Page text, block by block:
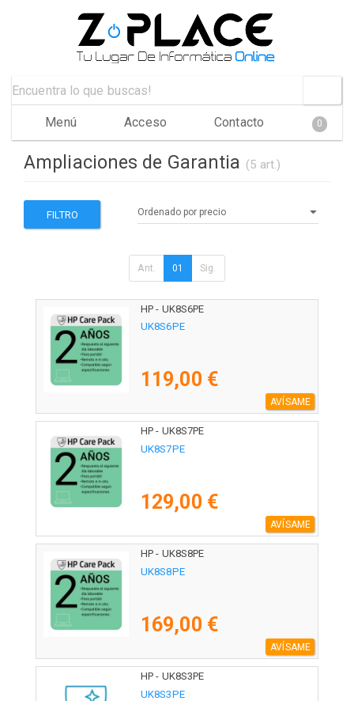
Menú Acceso Contacto 0
Ampliaciones de Garantia (5 art.)
FILTRO
Ant. 01 Sig.
HP - UK8S6PE
UK8S6PE
119,00 €
AVÍSAME
HP - UK8S7PE
UK8S7PE
129,00 €
AVÍSAME
HP - UK8S8PE
UK8S8PE
169,00 €
AVÍSAME
HP - UK8S3PE
UK8S3PE